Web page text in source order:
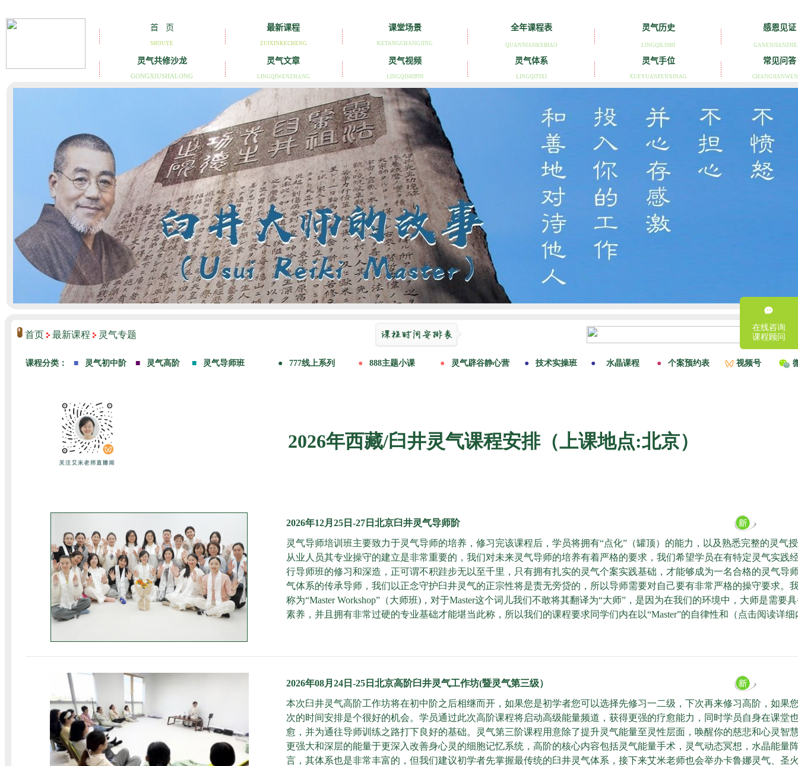
首页 最新课程 灵气专题
2026年西藏/臼井灵气课程安排（上课地点:北京）
2026年12月25日-27日北京臼井灵气导师阶
灵气导师培训班主要致力于灵气导师的培养，修习完该课程后，学员将拥有“点化”（罐顶）的能力，以及熟悉完整的灵气
从业人员其专业操守的建立是非常重要的，我们对未来灵气导师的培养有着严格的要求，我们希望学员在有特定灵气实践
行导师班的修习和深造，正可谓不积跬步无以至千里，只有拥有扎实的灵气个案实践基础，才能够成为一名合格的灵气导
气体系的传承导师，我们以正念守护臼井灵气的正宗性将是责无旁贷的，所以导师需要对自己要有非常严格的操守要求。
称为“Master Workshop”（大师班)，对于Master这个词儿我们不敢将其翻译为“大师”，是因为在我们的环境中，大师是需要
素养，并且拥有非常过硬的专业基础才能堪当此称，所以我们的课程要求同学们内在以“Master”的自律性和 （点击阅读详
2026年08月24日-25日北京高阶臼井灵气工作坊(暨灵气第三级）
本次臼井灵气高阶工作坊将在初中阶之后相继而开，如果您是初学者您可以选择先修习一二级，下次再来修习高阶，如果
次的时间安排是个很好的机会。学员通过此次高阶课程将启动高级能量频道，获得更强的疗愈能力，同时学员自身在课堂
愈，并为通往导师训练之路打下良好的基础。灵气第三阶课程用意除了提升灵气能量至灵性层面，唤醒你的慈悲和心灵智
更强大和深层的能量于更深入改善身心灵的细胞记忆系统，高阶的核心内容包括灵气能量手术，灵气动态冥想，水晶能量
言，其体系也是非常丰富的，但我们建议初学者先掌握最传统的臼井灵气体系，接下来艾米老师也会举办卡鲁娜灵气、圣
在线咨询
课程顾问